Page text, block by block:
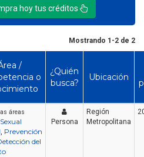
hoy tus créditos
Mostrando 1-2 de 2
/
o
¿Quién
busca?
Ubicación
áreas
, Prevención
del
Persona
Región
Metropolitana